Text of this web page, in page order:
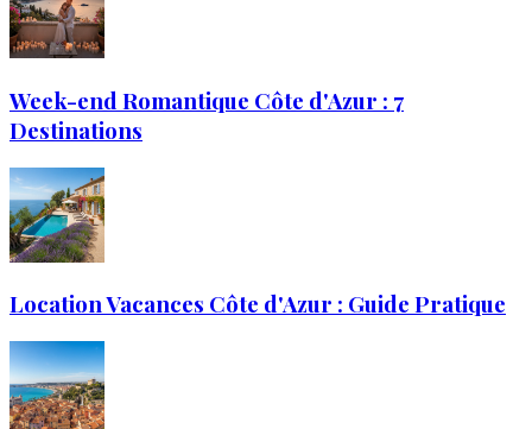
Week-end Romantique Côte d'Azur : 7
Destinations
Location Vacances Côte d'Azur : Guide Pratique